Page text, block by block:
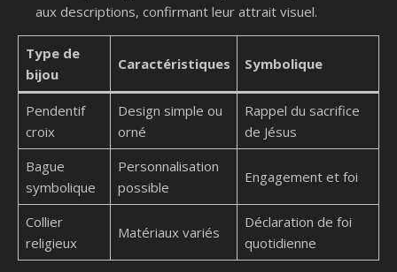
aux descriptions, confirmant leur attrait visuel.
Type de
bijou
Caractéristiques Symbolique
Pendentif
croix
Design simple ou
orné
Rappel du sacrifice
de Jésus
Bague
symbolique
Personnalisation
possible
Engagement et foi
Collier
religieux
Matériaux variés
Déclaration de foi
quotidienne